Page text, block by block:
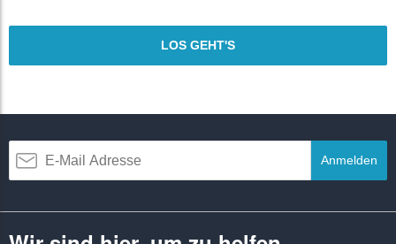
LOS GEHT'S
Anmelden